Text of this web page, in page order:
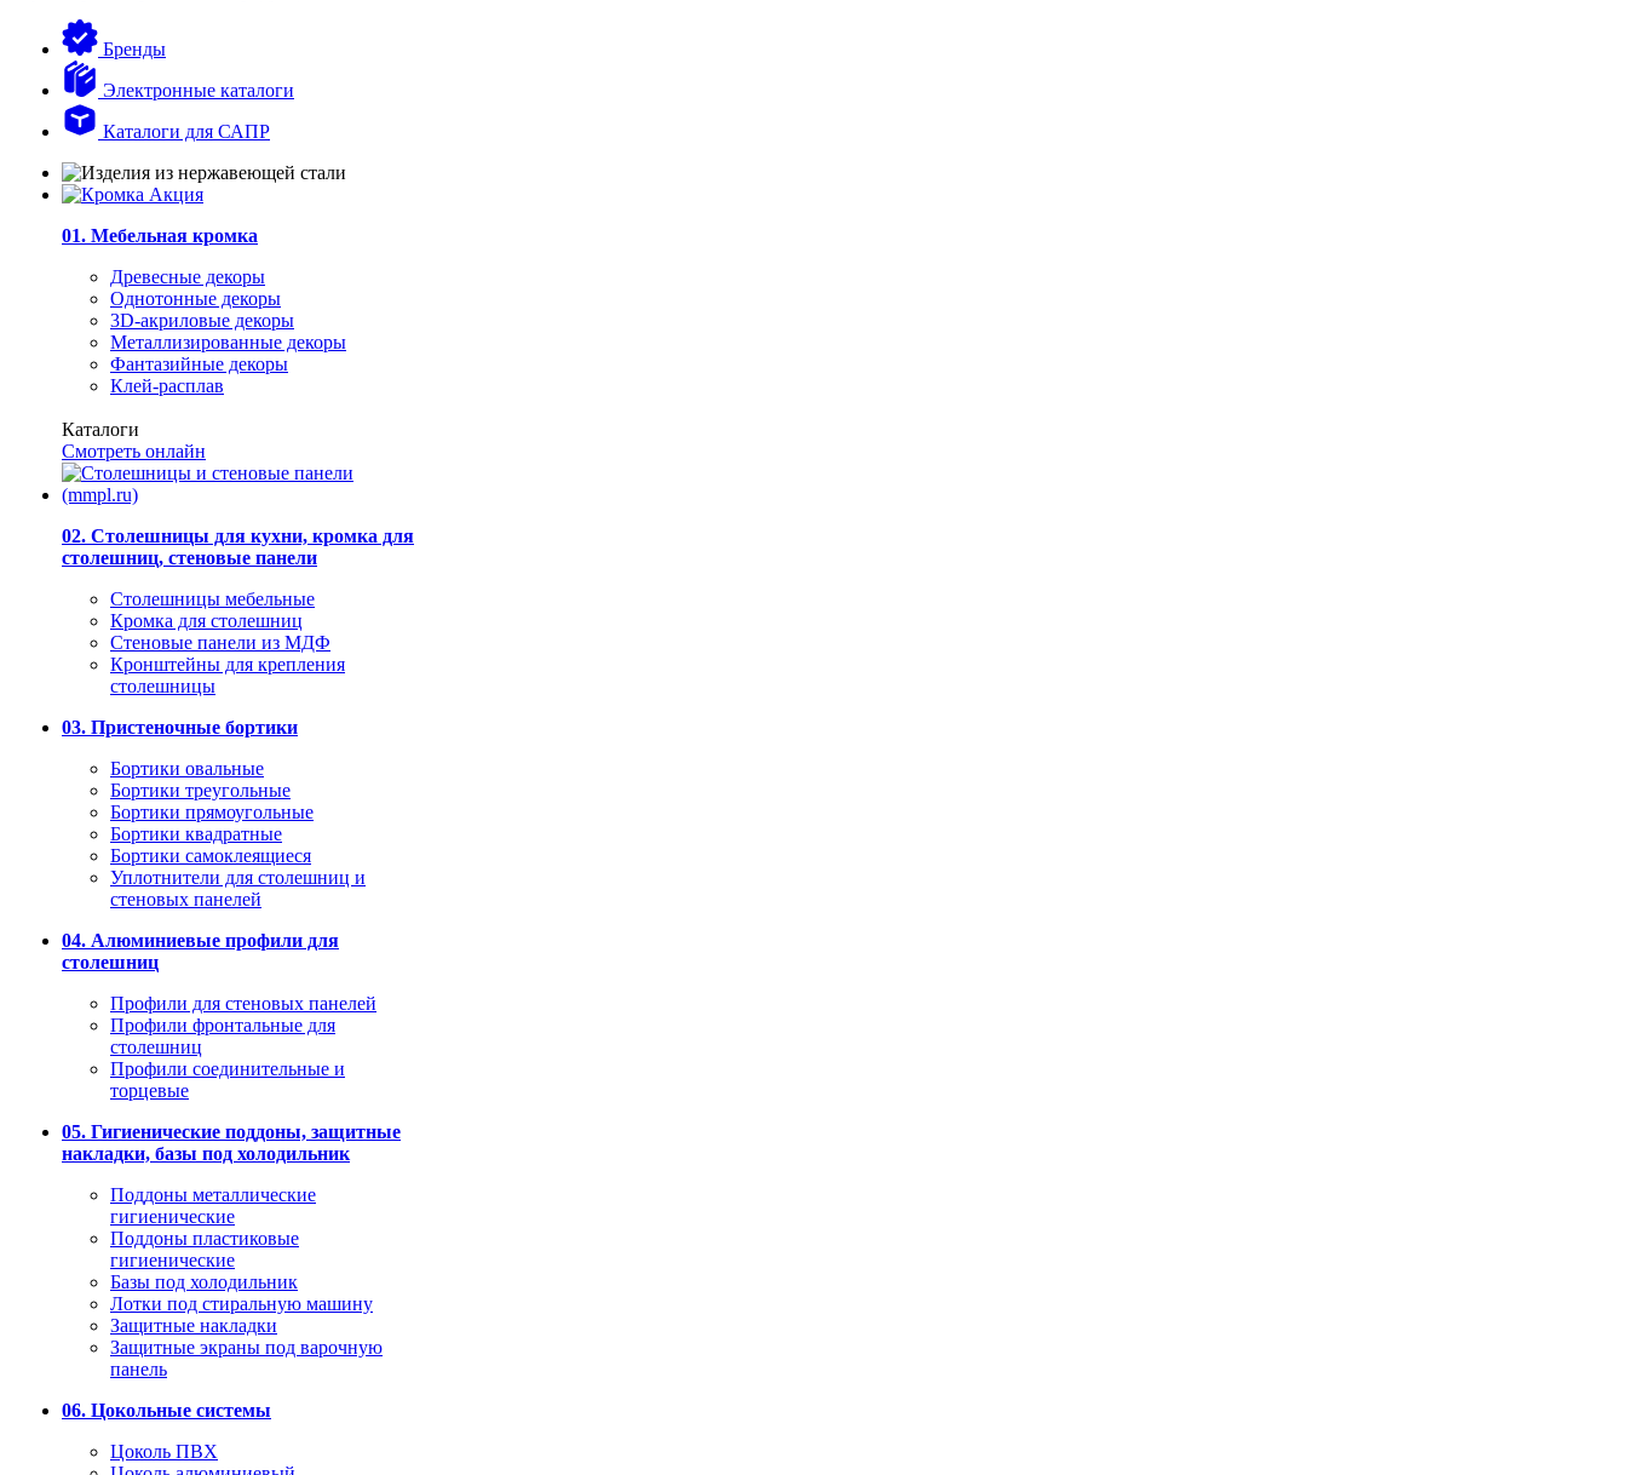
Бренды
Электронные каталоги
Каталоги для САПР
01. Мебельная кромка
Древесные декоры
Однотонные декоры
3D-акриловые декоры
Металлизированные декоры
Фантазийные декоры
Клей-расплав
Каталоги
Смотреть онлайн
02. Столешницы для кухни, кромка для
столешниц, стеновые панели
Столешницы мебельные
Кромка для столешниц
Стеновые панели из МДФ
Кронштейны для крепления
столешницы
03. Пристеночные бортики
Бортики овальные
Бортики треугольные
Бортики прямоугольные
Бортики квадратные
Бортики самоклеящиеся
Уплотнители для столешниц и
стеновых панелей
04. Алюминиевые профили для
столешниц
Профили для стеновых панелей
Профили фронтальные для
столешниц
Профили соединительные и
торцевые
05. Гигиенические поддоны, защитные
накладки, базы под холодильник
Поддоны металлические
гигиенические
Поддоны пластиковые
гигиенические
Базы под холодильник
Лотки под стиральную машину
Защитные накладки
Защитные экраны под варочную
панель
06. Цокольные системы
Цоколь ПВХ